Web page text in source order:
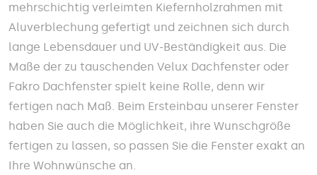
mehrschichtig verleimten Kiefernholzrahmen mit
Aluverblechung gefertigt und zeichnen sich durch
lange Lebensdauer und UV-Beständigkeit aus. Die
Maße der zu tauschenden Velux Dachfenster oder
Fakro Dachfenster spielt keine Rolle, denn wir
fertigen nach Maß. Beim Ersteinbau unserer Fenster
haben Sie auch die Möglichkeit, ihre Wunschgröße
fertigen zu lassen, so passen Sie die Fenster exakt an
Ihre Wohnwünsche an.